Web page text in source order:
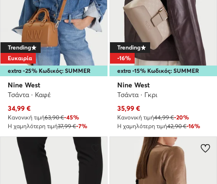
extra -25% Κωδικός: SUMMER
Trending
Ευκαιρία
Nine West
Τσάντα · Καφέ
Τρέχουσα τιμή
34,99 €
Κανονική τιμή63,90 €-45%
Η χαμηλότερη τιμή37,99 €-7%
extra -15% Κωδικός: SUMMER
Trending
-16%
Nine West
Τσάντα · Γκρι
Τρέχουσα τιμή
35,99 €
Κανονική τιμή44,99 €-20%
Η χαμηλότερη τιμή42,90 €-16%